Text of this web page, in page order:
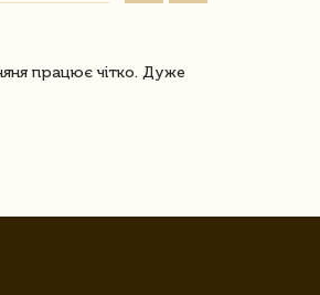
працює чітко. Дуже